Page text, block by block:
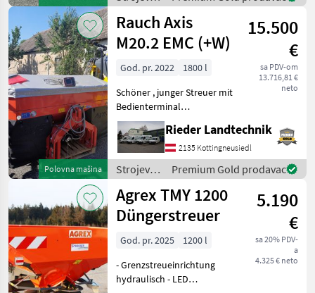
točkovnim p
za
đubrenje,
gnojenje i
navodnjavanje
/ Vicon
Polovna mašina
Rauch Axis
M20.2 EMC (+W)
15.500
€
sa PDV-om
13.716,81 €
neto
God. pr. 2022
1800 l
Schöner , junger Streuer mit
Bedienterminal
QUANTRON-A mit
VariSpread V8 mit
Restmengenwaage W ,
Abdeckplane , Beleuchtung.
Sijačica sa dva diska,
Komplet probni set
Rieder Landtechnik
2135 Kottingneusiedl
Strojevi
za
đubrenje,
gnojenje i
navodnjavanje
/ Rauch
Premium Gold prodavac
Agrex TMY 1200
Düngerstreuer
5.190
€
sa 20% PDV-
a
4.325 € neto
God. pr. 2025
1200 l
- Grenzstreueinrichtung
hydraulisch - LED